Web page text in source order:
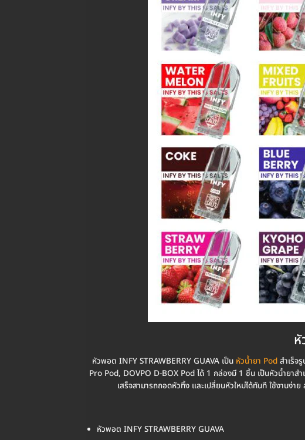
หั
หัวพอต INFY STRAWBERRY GUAVA เป็น หัวน้ำยา Pod สำเร็จ
Pro Pod, DOVPO D-BOX Pod ได้ 1 กล่องมี 1 ชิ้น เป็นหัวน้ำยาสำ
เสร็จสามารถถอดหัวทิ้ง และเปลี่ยนหัวใหม่ได้ทันที ใช้งานง่า
หัวพอต INFY STRAWBERRY GUAVA